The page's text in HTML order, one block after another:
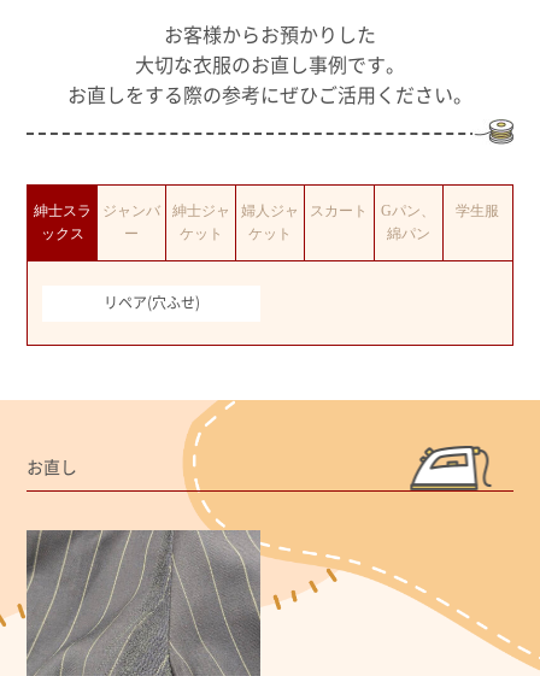
お客様からお預かりした
大切な衣服のお直し事例です。
お直しをする際の参考にぜひご活用ください。
紳士スラ
ックス
ジャンバ
ー
紳士ジャ
ケット
婦人ジャ
ケット
スカート
Gパン、
綿パン
学生服
リペア(穴ふせ)
お直し